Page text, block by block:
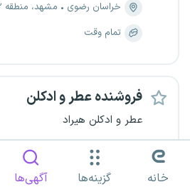
خراسان رضوی
مشهد، منطقه ۲، شهید مطهری شمالی
تمام وقت
فروشنده عطر و ادکلن
عطر و ادکلن هیراد
خراسان رضوی
مشهد، منطقه ۵، ثامن
خانه گزینه‌ها آگهی‌ها